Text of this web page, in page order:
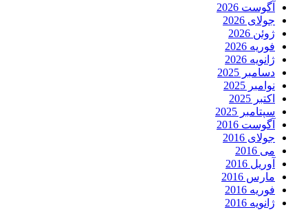
آگوست 2026
جولای 2026
ژوئن 2026
فوریه 2026
ژانویه 2026
دسامبر 2025
نوامبر 2025
اکتبر 2025
سپتامبر 2025
آگوست 2016
جولای 2016
می 2016
آوریل 2016
مارس 2016
فوریه 2016
ژانویه 2016